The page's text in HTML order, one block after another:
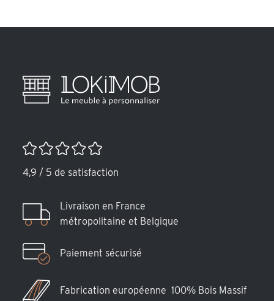
4,9 / 5 de satisfaction
Livraison en France
métropolitaine et Belgique
Paiement sécurisé
Fabrication européenne 100% Bois Massif